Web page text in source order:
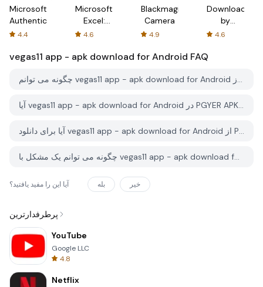
Microsoft
Authenticator
4.4
Microsoft
Excel:
Spreadsheets
4.6
Blackmagic
Camera
4.9
Downloader
by
AFTVnews
4.6
vegas11 app - apk download for Android FAQ
چگونه می توانم vegas11 app - apk download for Android را از PGYER APK HUB دانلود کنم؟
آیا vegas11 app - apk download for Android در PGYER APK HUB رایگان برای دانلود است؟
آیا برای دانلود vegas11 app - apk download for Android از PGYER APK HUB نیاز به حساب کاربری دارم؟
چگونه می توانم یک مشکل با vegas11 app - apk download for Android در PGYER APK HUB گزارش دهم؟
آیا این را مفید یافتید؟ بله خیر
پرطرفدارترین
YouTube
Google LLC
4.8
Netflix